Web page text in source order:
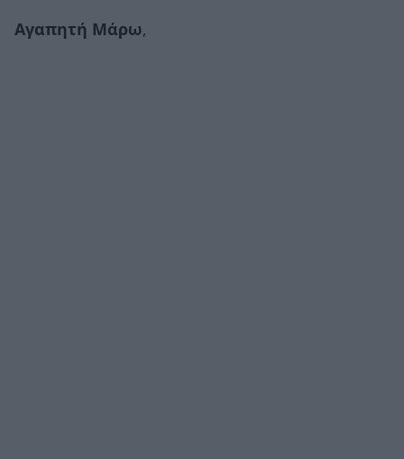
Αγαπητή Μάρω,